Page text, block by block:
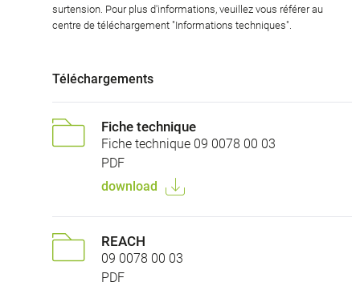
surtension. Pour plus d'informations, veuillez vous référer au
centre de téléchargement "Informations techniques".
Téléchargements
Fiche technique
Fiche technique 09 0078 00 03
PDF
download
REACH
09 0078 00 03
PDF